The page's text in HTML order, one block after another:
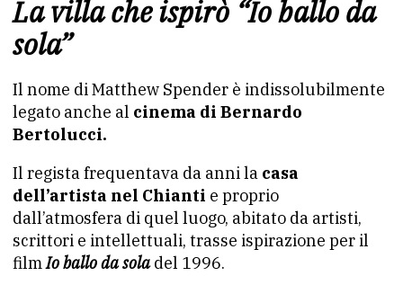
La villa che ispirò “Io ballo da
sola”
Il nome di Matthew Spender è indissolubilmente
legato anche al cinema di Bernardo
Bertolucci.
Il regista frequentava da anni la casa
dell’artista nel Chianti e proprio
dall’atmosfera di quel luogo, abitato da artisti,
scrittori e intellettuali, trasse ispirazione per il
filmIo ballo da soladel 1996.